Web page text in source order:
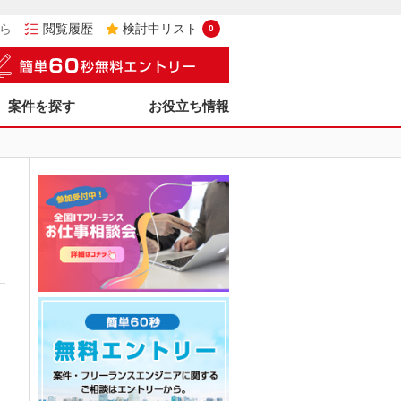
閲覧履歴 検討中リスト 0
案件を探す お役立ち情報